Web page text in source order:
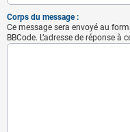
Corps du message :
Ce message sera envoyé au
BBCode. L’adresse de réponse